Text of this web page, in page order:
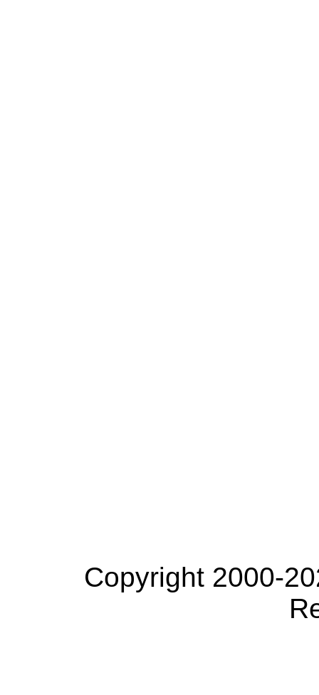
Copyright 2000-